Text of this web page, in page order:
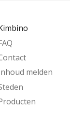
melden